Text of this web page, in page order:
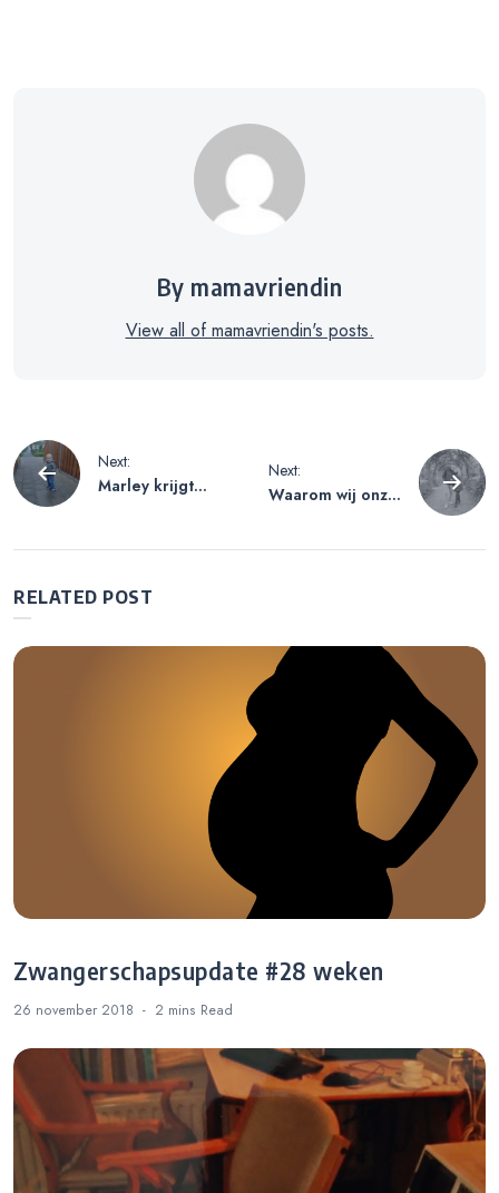
By mamavriendin
View all of mamavriendin's posts.
Bericht
navigatie
Next:
Marley krijgt
Next:
Waarom wij onze
RELATED POST
Zwangerschapsupdate #28 weken
26 november 2018 2 mins Read